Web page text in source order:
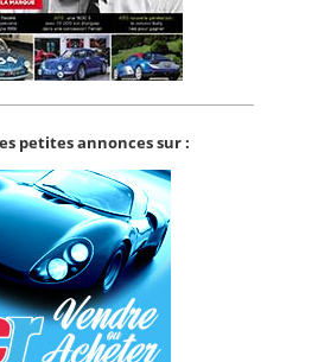
petites annonces sur :